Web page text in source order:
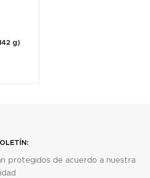
g)
protegidos de acuerdo a nuestra